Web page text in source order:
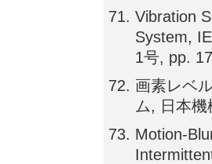
Vibration
System,
1号, pp.
画素レベ
ム, 日本
Motion-